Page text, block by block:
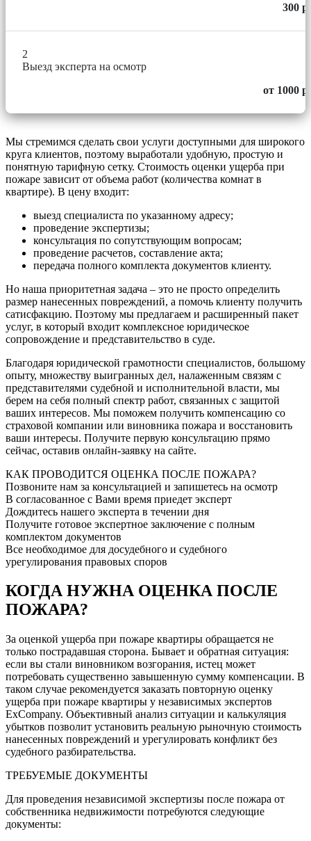
300
2
Выезд эксперта на осмотр
от 1000
Мы стремимся сделать свои услуги доступными для широкого
круга клиентов, поэтому выработали удобную, простую и
понятную тарифную сетку. Стоимость оценки ущерба при
пожаре зависит от объема работ (количества комнат в
квартире). В цену входит:
выезд специалиста по указанному адресу;
проведение экспертизы;
консультация по сопутствующим вопросам;
проведение расчетов, составление акта;
передача полного комплекта документов клиенту.
Но наша приоритетная задача – это не просто определить
размер нанесенных повреждений, а помочь клиенту получить
сатисфакцию. Поэтому мы предлагаем и расширенный пакет
услуг, в который входит комплексное юридическое
сопровождение и представительство в суде.
Благодаря юридической грамотности специалистов, большому
опыту, множеству выигранных дел, налаженным связям с
представителями судебной и исполнительной власти, мы
берем на себя полный спектр работ, связанных с защитой
ваших интересов. Мы поможем получить компенсацию со
страховой компании или виновника пожара и восстановить
ваши интересы. Получите первую консультацию прямо
сейчас, оставив онлайн-заявку на сайте.
КАК ПРОВОДИТСЯ ОЦЕНКА ПОСЛЕ ПОЖАРА?
Позвоните нам за консультацией и запишетесь на осмотр
В согласованное с Вами время приедет эксперт
Дождитесь нашего эксперта в течении дня
Получите готовое экспертное заключение с полным
комплектом документов
Все необходимое для досудебного и судебного
урегулирования правовых споров
КОГДА НУЖНА ОЦЕНКА ПОСЛЕ
ПОЖАРА?
За оценкой ущерба при пожаре квартиры обращается не
только пострадавшая сторона. Бывает и обратная ситуация:
если вы стали виновником возгорания, истец может
потребовать существенно завышенную сумму компенсации. В
таком случае рекомендуется заказать повторную оценку
ущерба при пожаре квартиры у независимых экспертов
ExCompany. Объективный анализ ситуации и калькуляция
убытков позволит установить реальную рыночную стоимость
нанесенных повреждений и урегулировать конфликт без
судебного разбирательства.
ТРЕБУЕМЫЕ ДОКУМЕНТЫ
Для проведения независимой экспертизы после пожара от
собственника недвижимости потребуются следующие
документы: